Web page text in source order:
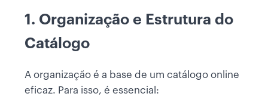
1. Organização e Estrutura do
Catálogo
A organização é a base de um catálogo online
eficaz. Para isso, é essencial: